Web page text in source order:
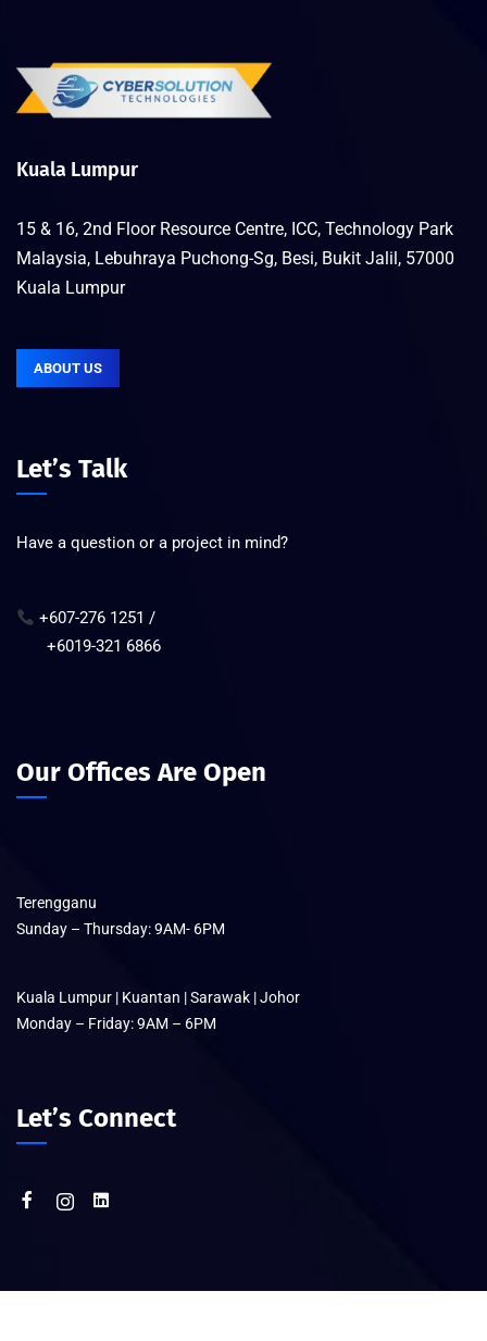
Kuala Lumpur
15 & 16, 2nd Floor Resource Centre, ICC, Technology Park
Malaysia, Lebuhraya Puchong-Sg, Besi, Bukit Jalil, 57000
Kuala Lumpur
ABOUT US
Let’s Talk
Have a question or a project in mind?
+607-276 1251 /
+6019-321 6866
Our Offices Are Open
Terengganu
Sunday – Thursday: 9AM- 6PM
Kuala Lumpur | Kuantan | Sarawak | Johor
Monday – Friday: 9AM – 6PM
Let’s Connect